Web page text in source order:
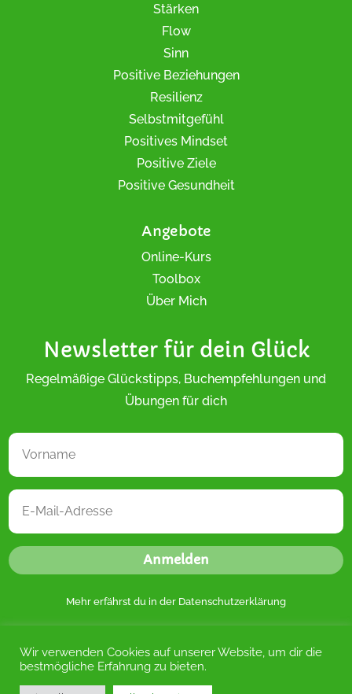
Stärken
Flow
Sinn
Positive Beziehungen
Resilienz
Selbstmitgefühl
Positives Mindset
Positive Ziele
Positive Gesundheit
Angebote
Online-Kurs
Toolbox
Über Mich
Newsletter für dein Glück
Regelmäßige Glückstipps, Buchempfehlungen und
Übungen für dich
Anmelden
Mehr erfährst du in der Datenschutzerklärung
Wir verwenden Cookies auf unserer Website, um dir die
bestmögliche Erfahrung zu bieten.